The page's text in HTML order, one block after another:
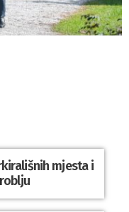
mjesta i